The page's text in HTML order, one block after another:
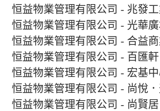
恒益物業管理有限公司 - 兆發
恒益物業管理有限公司 - 光華
恒益物業管理有限公司 - 合益
恒益物業管理有限公司 - 百匯軒
恒益物業管理有限公司 - 宏基
恒益物業管理有限公司 - 尚悅
恒益物業管理有限公司 - 尚賢居